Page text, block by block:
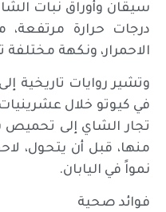
سيقان وأوراق نبات
درجات حرارة مرتفعة،
الاحمرار، ونكهة مختلفة
وتشير روايات تاريخية
في كيوتو خلال
تجار الشاي إلى تحميص
منها، قبل أن يتحول،
نمواً في اليابان.
فوائد صحية